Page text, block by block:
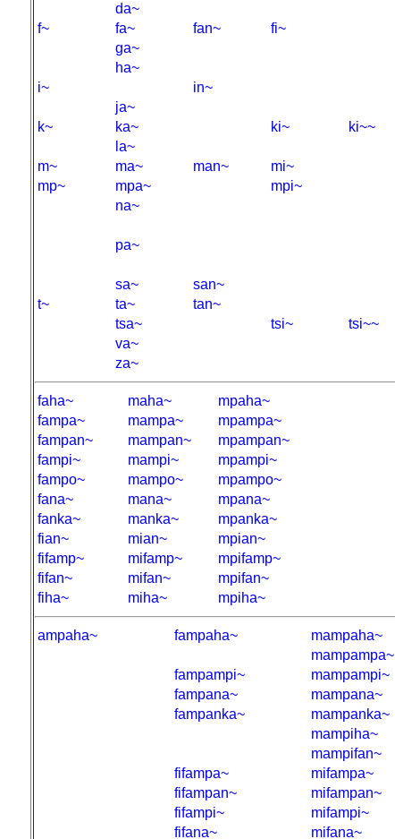
da~
f~
fa~ fan~ fi~
ga~
ha~
i~
in~
ja~
k~
ka~ ki~ ki~~
la~
m~
ma~ man~ mi~
mp~
mpa~
mpi~
na~
pa~
sa~
san~
t~
ta~ tan~
tsa~
tsi~ tsi~~
va~
za~
faha~ maha~
mpaha~
fampa~
mampa~
mpampa~
fampan~
mampan~
mpampan~
fampi~
mampi~ mpampi~
fampo~
mampo~ mpampo~
fana~
mana~ mpana~
fanka~
manka~ mpanka~
fian~
mian~ mpian~
fifamp~
mifamp~ mpifamp~
fifan~
mifan~
mpifan~
fiha~
miha~ mpiha~
ampaha~ fampaha~ mampaha~
mampampa~
fampampi~
mampampi~
fampana~
mampana~
fampanka~
mampanka~
mampiha~
mampifan~
fifampa~
mifampa~
fifampan~
mifampan~
fifampi~
mifampi~
fifana~
mifana~